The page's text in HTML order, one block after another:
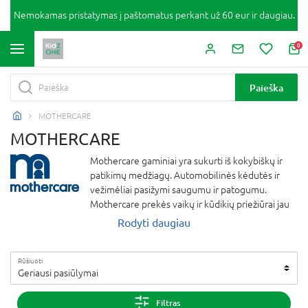
Nemokamas pristatymas į paštomatus perkant už 60 eur ir daugiau.
0
Paieška
MOTHERCARE
MOTHERCARE
Mothercare gaminiai yra sukurti iš kokybiškų ir
patikimų medžiagų. Automobilinės kėdutės ir
vežimėliai pasižymi saugumu ir patogumu.
Mothercare prekės vaikų ir kūdikių priežiūrai jau
beveik 60 metų palengvina tėvų kasdienybę
itin švelnių ir natūralių medžiagų, puošti
subtiliomis detalėmis ir siuvinėjimais.
Šliaužtinukai turi integruotas pirštinytes, o
Rodyti daugiau
Rūšiuoti
Geriausi pasiūlymai
Filtras